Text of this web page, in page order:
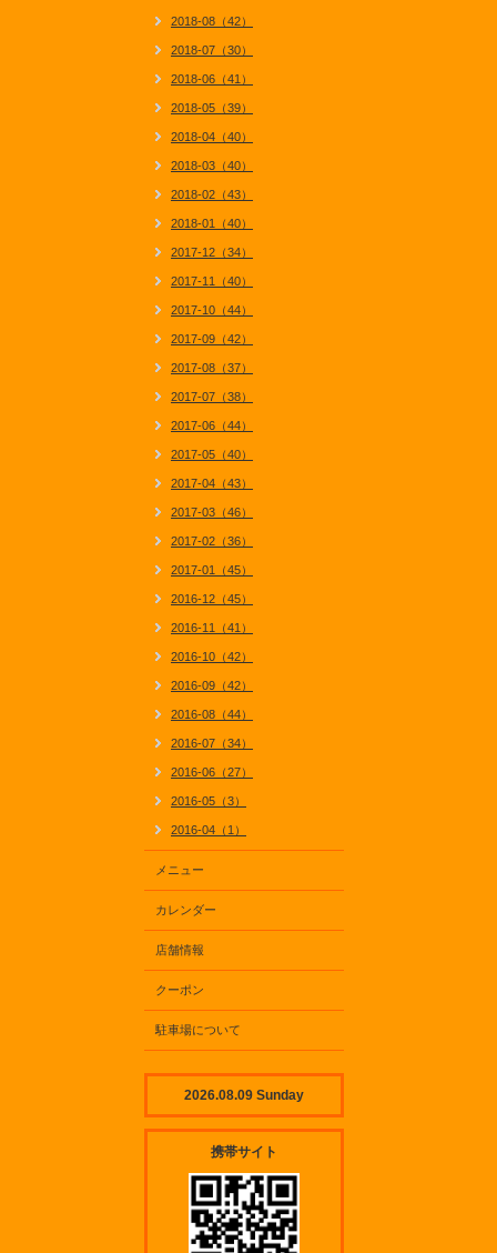
2018-08（42）
2018-07（30）
2018-06（41）
2018-05（39）
2018-04（40）
2018-03（40）
2018-02（43）
2018-01（40）
2017-12（34）
2017-11（40）
2017-10（44）
2017-09（42）
2017-08（37）
2017-07（38）
2017-06（44）
2017-05（40）
2017-04（43）
2017-03（46）
2017-02（36）
2017-01（45）
2016-12（45）
2016-11（41）
2016-10（42）
2016-09（42）
2016-08（44）
2016-07（34）
2016-06（27）
2016-05（3）
2016-04（1）
メニュー
カレンダー
店舗情報
クーポン
駐車場について
2026.08.09 Sunday
携帯サイト